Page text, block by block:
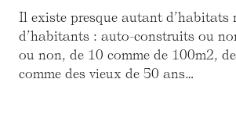
Il existe presque autant d’habitats
d’habitants : auto-construits ou
ou non, de 10 comme de 100m2,
comme des vieux de 50 ans…